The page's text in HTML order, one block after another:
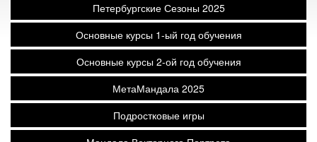
Петербургские Сезоны 2025
Основные курсы 1-ый год обучения
Основные курсы 2-ой год обучения
МетаМандала 2025
Подростковые игры